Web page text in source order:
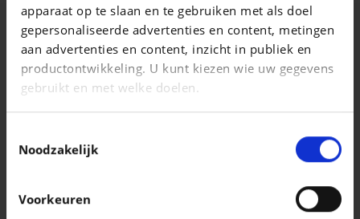
apparaat op te slaan en te gebruiken met als doel
gepersonaliseerde advertenties en content, metingen
aan advertenties en content, inzicht in publiek en
productontwikkeling. U kunt kiezen wie uw gegevens
gebruikt en met welke doelen.
Informatie verzamelen over uw geografische
locatie, die tot een paar meter nauwkeurig kan zijn
Uw apparaat identificeren door het actief te
scannen op specifieke eigenschappen
Noodzakelijk
Voorkeuren
Vergelijkbare voertuigen
SKODA ELROQ SKODA ELROQ